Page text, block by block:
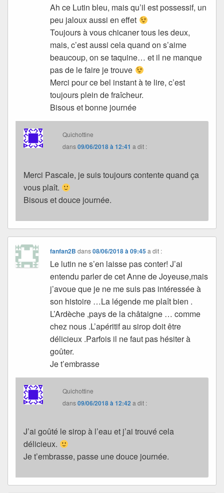
Ah ce Lutin bleu, mais qu’il est possessif, un
peu jaloux aussi en effet
Toujours à vous chicaner tous les deux,
mais, c’est aussi cela quand on s’aime
beaucoup, on se taquine… et il ne manque
pas de le faire je trouve
Merci pour ce bel instant à te lire, c’est
toujours plein de fraîcheur.
Bisous et bonne journée
Quichottine
dans09/06/2018 à 12:41 a dit :
Merci Pascale, je suis toujours contente quand ça
vous plaît.
Bisous et douce journée.
fanfan2B dans08/06/2018 à 09:45 a dit :
Le lutin ne s’en laisse pas conter! J’ai
entendu parler de cet Anne de Joyeuse,mais
j’avoue que je ne me suis pas intéressée à
son histoire …La légende me plaît bien .
L’Ardèche ,pays de la châtaigne … comme
chez nous .L’apéritif au sirop doit être
délicieux .Parfois il ne faut pas hésiter à
goûter.
Je t’embrasse
Quichottine
dans09/06/2018 à 12:42 a dit :
J’ai goûté le sirop à l’eau et j’ai trouvé cela
délicieux.
Je t’embrasse, passe une douce journée.